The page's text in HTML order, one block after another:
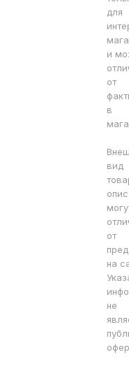
для
и
от
в
вид
от
на
не